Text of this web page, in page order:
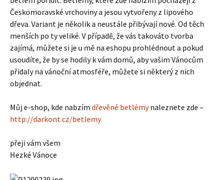
Českomoravské vrchoviny a jesou vytvořeny z lipového
dřeva. Variant je několik a neustále přibývají nové. Od těch
menších po ty veliké. V případě, že vás takováto tvorba
zajímá, můžete si je u mě na eshopu prohlédnout a pokud
usoudíte, že by se hodily k vám domů, aby vašim Vánocům
přidaly na vánoční atmosféře, můžete si některý z nich
objednat.
Můj e-shop, kde nabzím dřevěné betlémynaleznete zde –
http://darkont.cz/betlemy
přeji vám všem
Hezké Vánoce